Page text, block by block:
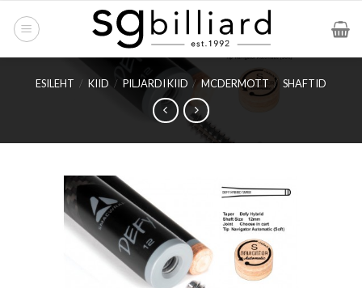
ESILEHT / KIID / PILJARDI KIID / MCDERMOTT / SHAFTID